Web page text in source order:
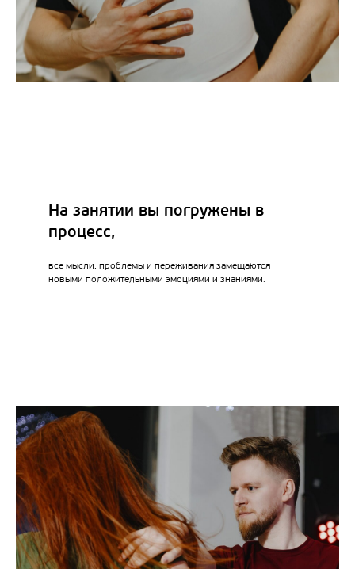
На занятии вы погружены в
процесс,
все мысли, проблемы и переживания замещаются
новыми положительными эмоциями и знаниями.